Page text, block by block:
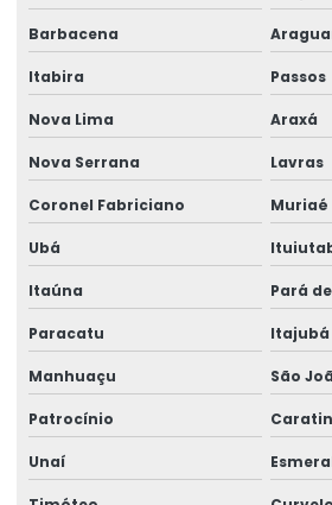
Empresa de perícia de insalubridade
Empresa perícia médica
Empresa perícia médica para inss
Empresa de perícia médica
Empresa de perícia médica de
Empresa de perícias cíveis
Empresa de perícias clínicas
Empresa de perícias médicas judiciais
Barbacena
Itabira Passos
Nova Lima Araxá
Nova Serrana Lavras
Coronel Fabriciano Muriaé
Ubá
Itaúna Pará
Paracatu Itajubá
Manhuaçu São
Patrocínio
Unaí